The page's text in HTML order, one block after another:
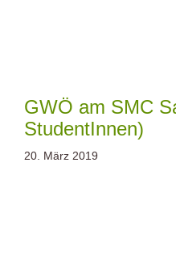
GWÖ am SMC
StudentInnen)
20. März 2019